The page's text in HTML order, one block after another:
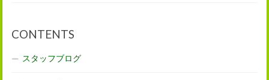
CONTENTS
スタッフブログ